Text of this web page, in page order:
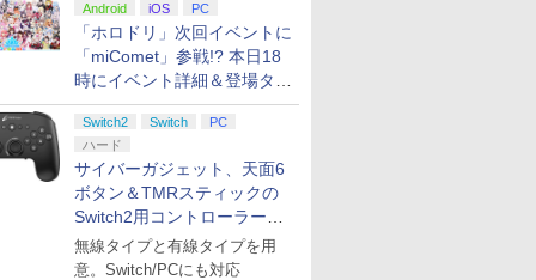
Android iOS PC
「ホロドリ」次回イベントに
「miComet」参戦!? 本日18
時にイベント詳細＆登場タレ
ント公開
Switch2 Switch
PC
ハード
サイバーガジェット、天面6
ボタン＆TMRスティックの
Switch2用コントローラーを9
月下旬発売！
無線タイプと有線タイプを用
意。Switch/PCにも対応